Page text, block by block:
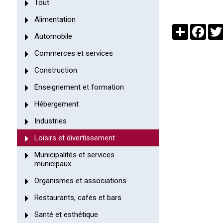
Tout
Alimentation
Automobile
Commerces et services
Construction
Enseignement et formation
Hébergement
Industries
Loisirs et divertissement
Municipalités et services
municipaux
Organismes et associations
Restaurants, cafés et bars
Santé et esthétique
Partager